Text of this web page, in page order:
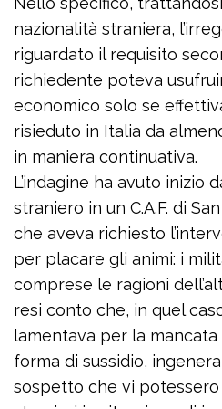
nazionalità straniera,
riguardato il requisito
richiedente poteva
economico solo se
risieduto in Italia da
in maniera continuativa.
L’indagine ha avuto inizio
straniero in un C.A.F. di
che aveva richiesto
per placare gli animi: i
comprese le ragioni
resi conto che, in quel
lamentava per la
forma di sussidio,
sospetto che vi